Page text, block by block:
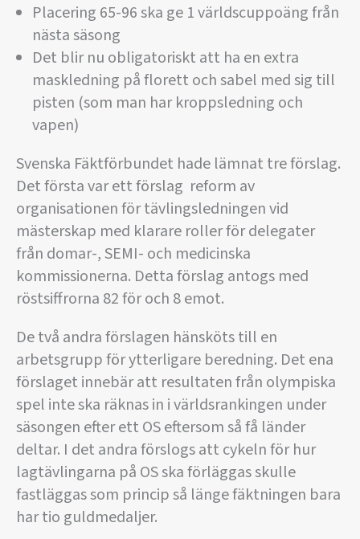
Placering 65-96 ska ge 1 världscuppoäng från
nästa säsong
Det blir nu obligatoriskt att ha en extra
maskledning på florett och sabel med sig till
pisten (som man har kroppsledning och
vapen)
Svenska Fäktförbundet hade lämnat tre förslag.
Det första var ett förslag reform av
organisationen för tävlingsledningen vid
mästerskap med klarare roller för delegater
från domar-, SEMI- och medicinska
kommissionerna. Detta förslag antogs med
röstsiffrorna 82 för och 8 emot.
De två andra förslagen hänsköts till en
arbetsgrupp för ytterligare beredning. Det ena
förslaget innebär att resultaten från olympiska
spel inte ska räknas in i världsrankingen under
säsongen efter ett OS eftersom så få länder
deltar. I det andra förslogs att cykeln för hur
lagtävlingarna på OS ska förläggas skulle
fastläggas som princip så länge fäktningen bara
har tio guldmedaljer.